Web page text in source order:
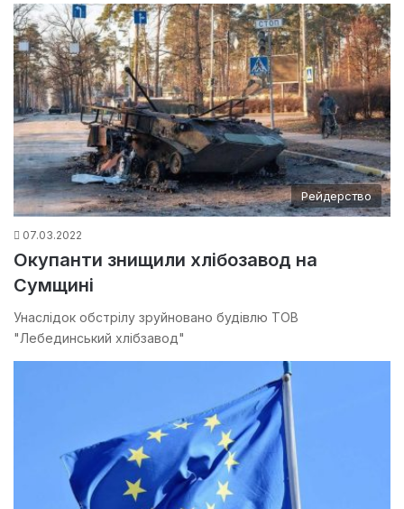
Рейдерство
07.03.2022
Окупанти знищили хлібозавод на
Сумщині
Унаслідок обстрілу зруйновано будівлю ТОВ
"Лебединський хлібзавод"